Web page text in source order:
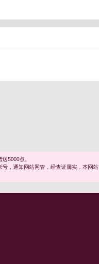
5000点。
，通知网站网管，经查证属实，本网站